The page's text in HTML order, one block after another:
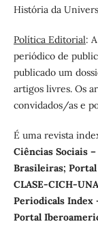
História da
Política Editorial:
periódico de
publicado um
artigos livres. Os
convidados/as e
É uma revista
Ciências Sociais
Brasileiras;
CLASE-CICH-
Periodicals Index
Portal